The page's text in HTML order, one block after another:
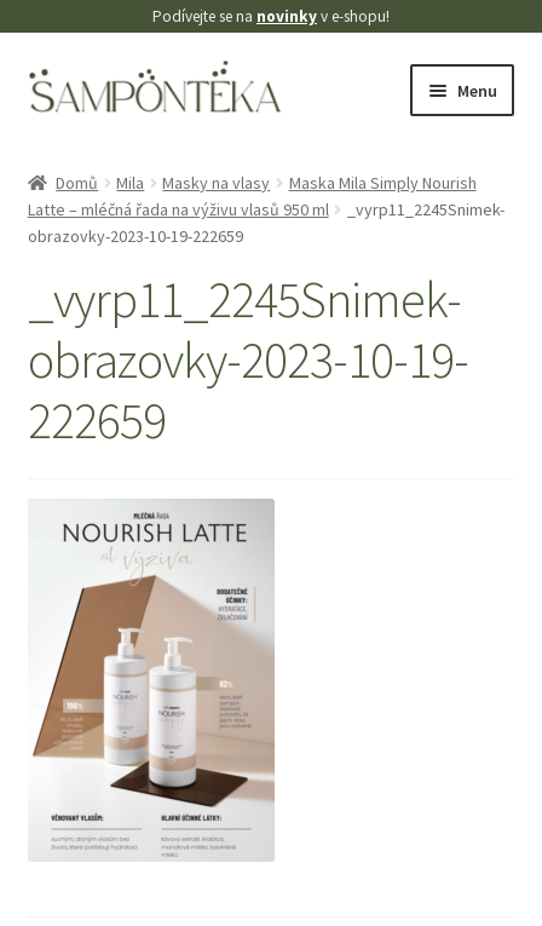
Podívejte se na novinkyv e-shopu!
Přeskočit
na
Přejít
k
Menu
Blog
Doprava
Kontakt
Můj účet
Obchod
Obchodní podmínky
Odstoupení od smlouvy
Pokladna
Domů Mila Masky na vlasy
Maska Mila Simply Nourish
Latte – mléčná řada na výživu vlasů 950 ml
_vyrp11_2245Snimek-
obrazovky-2023-10-19-222659
_vyrp11_2245Snimek-
obrazovky-2023-10-19-
222659